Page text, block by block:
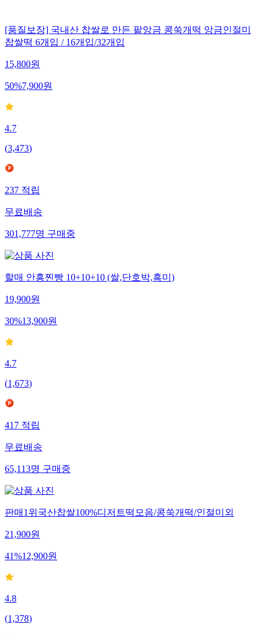
[품질보장] 국내산 찹쌀로 만든 팥앙금 콩쑥개떡 앙금인절미
찹쌀떡 6개입 / 16개입/32개입
15,800원
50%7,900원
4.7
(3,473)
237 적립
무료배송
301,777명 구매중
할매 안흥찐빵 10+10+10 (쌀,단호박,흑미)
19,900원
30%13,900원
4.7
(1,673)
417 적립
무료배송
65,113명 구매중
판매1위국산찹쌀100%디저트떡모음/콩쑥개떡/인절미외
21,900원
41%12,900원
4.8
(1,378)